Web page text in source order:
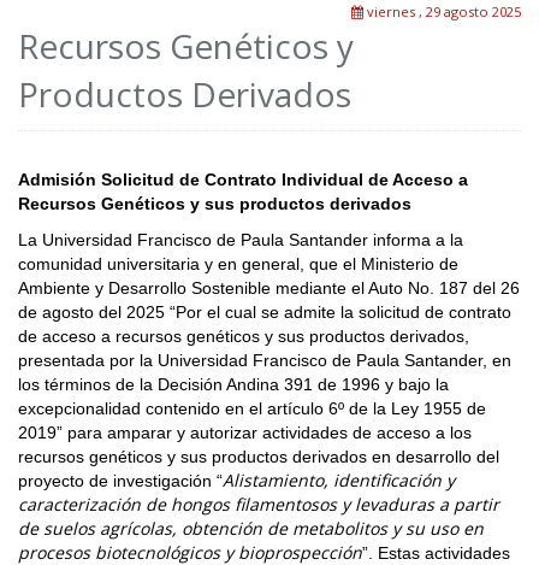
viernes , 29 agosto 2025
Recursos Genéticos y
Productos Derivados
Admisión Solicitud de Contrato Individual de Acceso a
Recursos Genéticos y sus productos derivados
La Universidad Francisco de Paula Santander informa a la
comunidad universitaria y en general, que el Ministerio de
Ambiente y Desarrollo Sostenible mediante el Auto No. 187 del 26
de agosto del 2025 “Por el cual se admite la solicitud de contrato
de acceso a recursos genéticos y sus productos derivados,
presentada por la Universidad Francisco de Paula Santander, en
los términos de la Decisión Andina 391 de 1996 y bajo la
excepcionalidad contenido en el artículo 6º de la Ley 1955 de
2019” para amparar y autorizar actividades de acceso a los
recursos genéticos y sus productos derivados en desarrollo del
proyecto de investigación “Alistamiento, identificación y
caracterización de hongos filamentosos y levaduras a partir
de suelos agrícolas, obtención de metabolitos y su uso en
procesos biotecnológicos y bioprospección”. Estas actividades